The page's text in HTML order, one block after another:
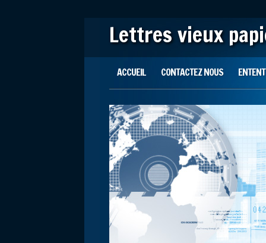
Lettres vieux
Main menu
ACCUEIL CONTACTEZ NOUS